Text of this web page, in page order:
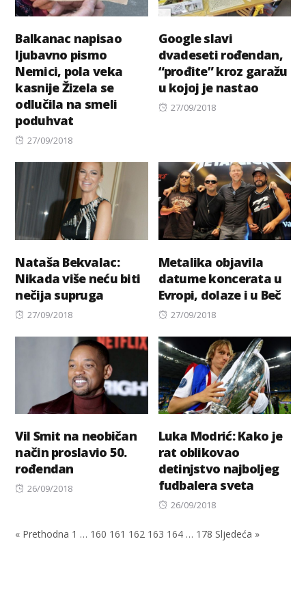
Balkanac napisao
ljubavno pismo
Nemici, pola veka
kasnije Žizela se
odlučila na smeli
poduhvat
Posted
27/09/2018
Google slavi
dvadeseti rođendan,
“prođite” kroz garažu
u kojoj je nastao
Posted
27/09/2018
Nataša Bekvalac:
Nikada više neću biti
nečija supruga
Posted
27/09/2018
Metalika objavila
datume koncerata u
Evropi, dolaze i u Beč
Posted
27/09/2018
Vil Smit na neobičan
način proslavio 50.
rođendan
Posted
26/09/2018
Luka Modrić: Kako je
rat oblikovao
detinjstvo najboljeg
fudbalera sveta
Posted
26/09/2018
« Prethodna 1 … 160 161 162 163 164 … 178 Sljedeća »